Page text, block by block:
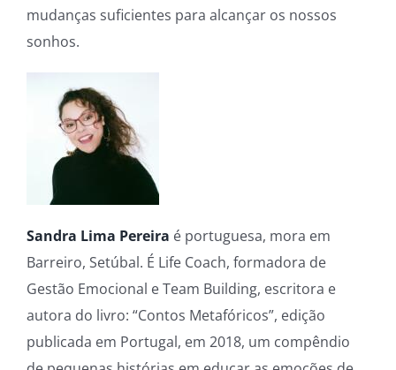
mudanças suficientes para alcançar os nossos
sonhos.
Sandra Lima Pereira é portuguesa, mora em
Barreiro, Setúbal. É Life Coach, formadora de
Gestão Emocional e Team Building, escritora e
autora do livro: “Contos Metafóricos”, edição
publicada em Portugal, em 2018, um compêndio